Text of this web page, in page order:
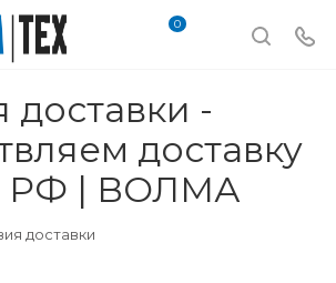
0
доставки -
доставку
РФ | ВОЛМА
доставки